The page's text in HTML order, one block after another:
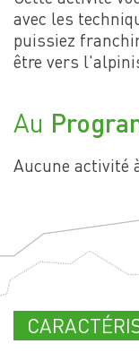
avec les
puissiez
être vers
Au
Aucune activité